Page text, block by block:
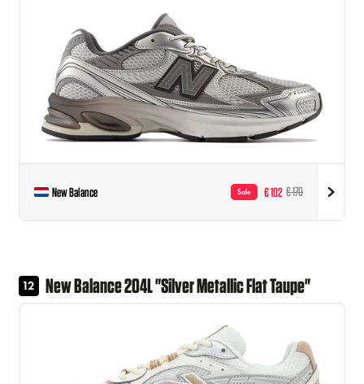
New Balance Sale € 102 € 170
12 New Balance 204L "Silver Metallic Flat Taupe"